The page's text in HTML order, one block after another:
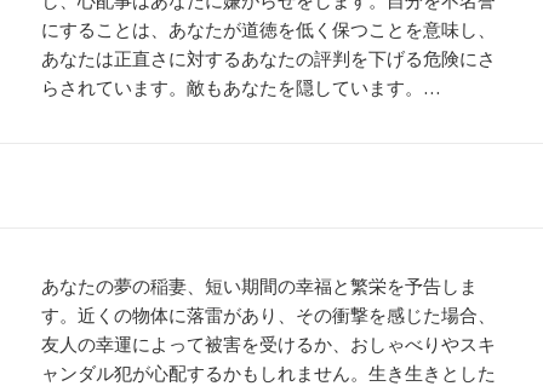
にすることは、あなたが道徳を低く保つことを意味し、
あなたは正直さに対するあなたの評判を下げる危険にさ
らされています。敵もあなたを隠しています。…
あなたの夢の稲妻、短い期間の幸福と繁栄を予告しま
す。近くの物体に落雷があり、その衝撃を感じた場合、
友人の幸運によって被害を受けるか、おしゃべりやスキ
ャンダル犯が心配するかもしれません。生き生きとした